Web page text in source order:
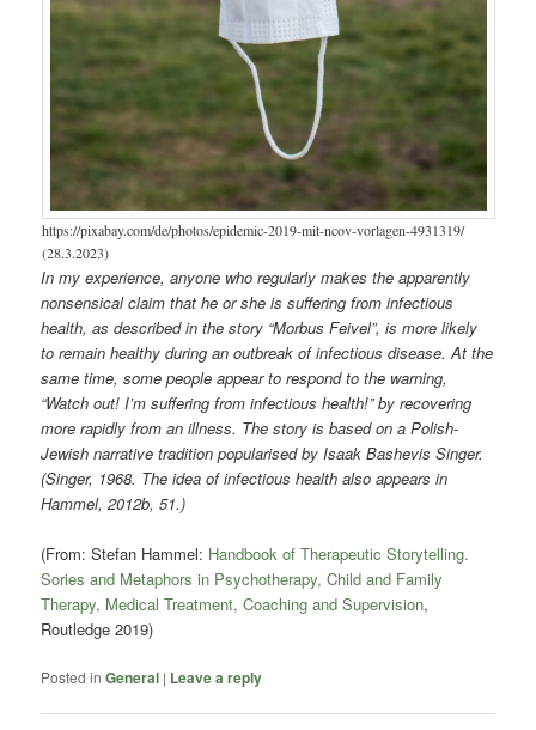
https://pixabay.com/de/photos/epidemic-2019-mit-ncov-vorlagen-4931319/
(28.3.2023)
In my experience, anyone who regularly makes the apparently
nonsensical claim that he or she is suffering from infectious
health, as described in the story “Morbus Feivel”, is more likely
to remain healthy during an outbreak of infectious disease. At the
same time, some people appear to respond to the warning,
“Watch out! I’m suffering from infectious health!” by recovering
more rapidly from an illness. The story is based on a Polish-
Jewish narrative tradition popularised by Isaak Bashevis Singer.
(Singer, 1968. The idea of infectious health also appears in
Hammel, 2012b, 51.)
(From: Stefan Hammel: Handbook of Therapeutic Storytelling.
Sories and Metaphors in Psychotherapy, Child and Family
Therapy, Medical Treatment, Coaching and Supervision,
Routledge 2019)
Posted in General | Leave a reply